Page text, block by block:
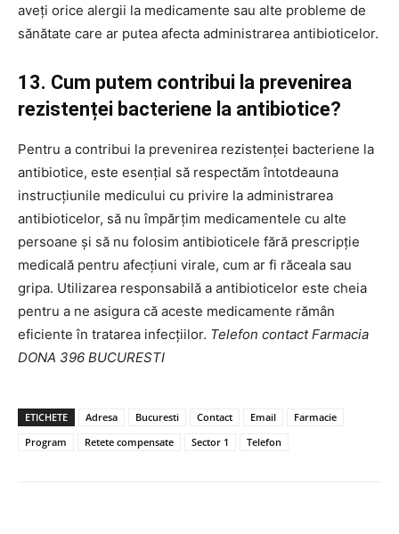
aveți orice alergii la medicamente sau alte probleme de
sănătate care ar putea afecta administrarea antibioticelor.
13. Cum putem contribui la prevenirea
rezistenței bacteriene la antibiotice?
Pentru a contribui la prevenirea rezistenței bacteriene la
antibiotice, este esențial să respectăm întotdeauna
instrucțiunile medicului cu privire la administrarea
antibioticelor, să nu împărțim medicamentele cu alte
persoane și să nu folosim antibioticele fără prescripție
medicală pentru afecțiuni virale, cum ar fi răceala sau
gripa. Utilizarea responsabilă a antibioticelor este cheia
pentru a ne asigura că aceste medicamente rămân
eficiente în tratarea infecțiilor. Telefon contact Farmacia
DONA 396 BUCURESTI
ETICHETE Adresa Bucuresti Contact Email
Farmacie
Program
Retete compensate Sector 1 Telefon